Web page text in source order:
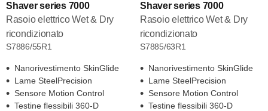
Shaver series 7000
Rasoio elettrico Wet & Dry
ricondizionato
S7886/55R1
Nanorivestimento SkinGlide
Lame SteelPrecision
Sensore Motion Control
Testine flessibili 360-D
Shaver series 7000
Rasoio elettrico Wet & Dry
ricondizionato
S7885/63R1
Nanorivestimento SkinGlide
Lame SteelPrecision
Sensore Motion Control
Testine flessibili 360-D